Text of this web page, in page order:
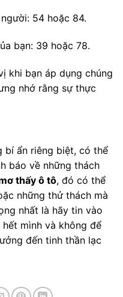
54 hoặc 84.
bạn: 39 hoặc 78.
khi bạn áp dụng chúng
nhớ rằng sự thực
bí ẩn riêng biệt, có thể
báo về những thách
thấy ô tô, đó có thể
những thử thách mà
nhất là hãy tin vào
mình và không để
đến tinh thần lạc